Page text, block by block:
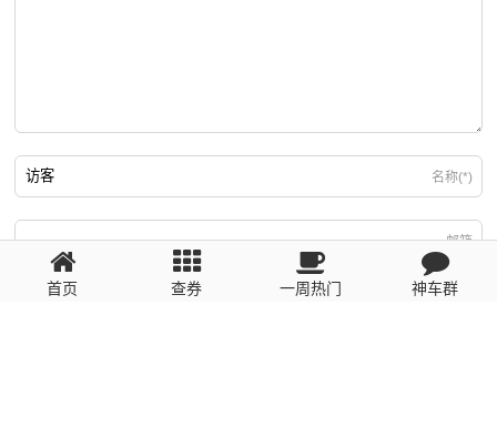
名称(*)
邮箱
回复需填写必要信息
首页 查券 一周热门 神车群